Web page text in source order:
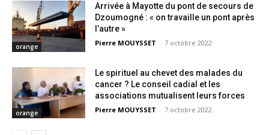
orange
Arrivée à Mayotte du pont de secours de
Dzoumogné : « on travaille un pont après
l’autre »
Pierre MOUYSSET - 7 octobre 2022
orange
Le spirituel au chevet des malades du
cancer ? Le conseil cadial et les
associations mutualisent leurs forces
Pierre MOUYSSET - 7 octobre 2022